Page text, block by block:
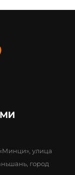
улица
город